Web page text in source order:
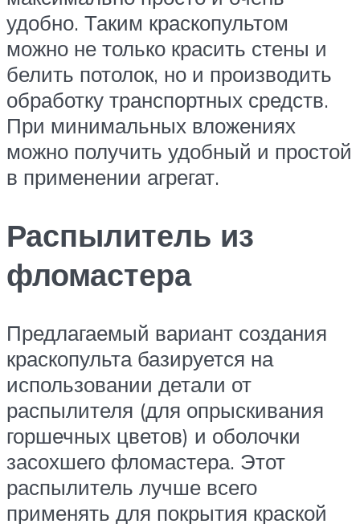
удобно. Таким краскопультом
можно не только красить стены и
белить потолок, но и производить
обработку транспортных средств.
При минимальных вложениях
можно получить удобный и простой
в применении агрегат.
Распылитель из
фломастера
Предлагаемый вариант создания
краскопульта базируется на
использовании детали от
распылителя (для опрыскивания
горшечных цветов) и оболочки
засохшего фломастера. Этот
распылитель лучше всего
применять для покрытия краской